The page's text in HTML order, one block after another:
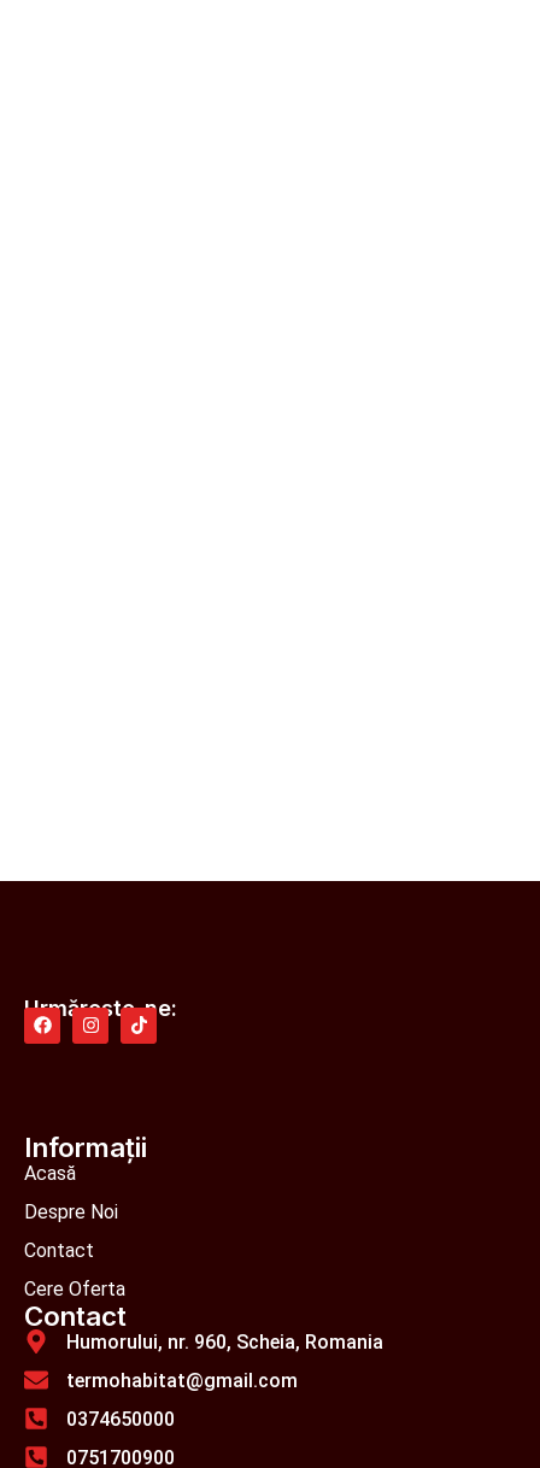
Urmărește-ne:
Informații
Acasă
Despre Noi
Contact
Cere Oferta
Contact
Humorului, nr. 960, Scheia, Romania
termohabitat@gmail.com
0374650000
0751700900